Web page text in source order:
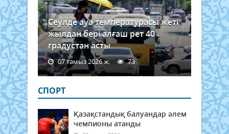
Сеулде ауа температурасы жеті
жылдан бері алғаш рет 40
градустан асты
07 тамыз 2026 ж. 73
СПОРТ
Қазақстандық балуандар әлем
чемпионы атанды